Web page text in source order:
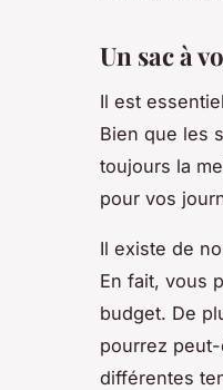
Un sac à
Il est
Bien que les
toujours la
pour vos
Il existe de
En fait, vous
budget. De
pourrez
différentes